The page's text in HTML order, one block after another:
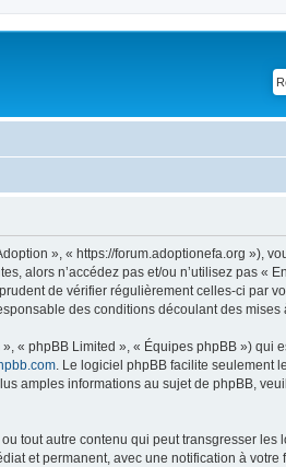
», « https://forum.adoptionefa.org »),
alors n’accédez pas et/ou n’utilisez pas «
de vérifier régulièrement celles-ci par
des conditions découlant des mises
« phpBB Limited », « Équipes phpBB ») qui
. Le logiciel phpBB facilite seulement
amples informations au sujet de phpBB,
tout autre contenu qui peut transgresser les
et permanent, avec une notification à votre